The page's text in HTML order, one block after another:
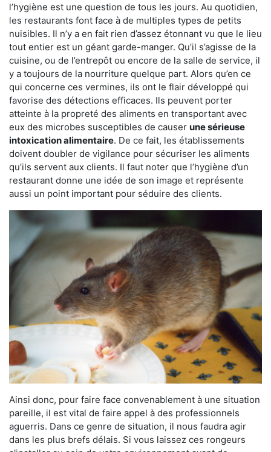
l’hygiène est une question de tous les jours. Au quotidien,
les restaurants font face à de multiples types de petits
nuisibles. Il n’y a en fait rien d’assez étonnant vu que le lieu
tout entier est un géant garde-manger. Qu’il s’agisse de la
cuisine, ou de l’entrepôt ou encore de la salle de service, il
y a toujours de la nourriture quelque part. Alors qu’en ce
qui concerne ces vermines, ils ont le flair développé qui
favorise des détections efficaces. Ils peuvent porter
atteinte à la propreté des aliments en transportant avec
eux des microbes susceptibles de causer une sérieuse
intoxication alimentaire. De ce fait, les établissements
doivent doubler de vigilance pour sécuriser les aliments
qu’ils servent aux clients. Il faut noter que l’hygiène d’un
restaurant donne une idée de son image et représente
aussi un point important pour séduire des clients.
Ainsi donc, pour faire face convenablement à une situation
pareille, il est vital de faire appel à des professionnels
aguerris. Dans ce genre de situation, il nous faudra agir
dans les plus brefs délais. Si vous laissez ces rongeurs